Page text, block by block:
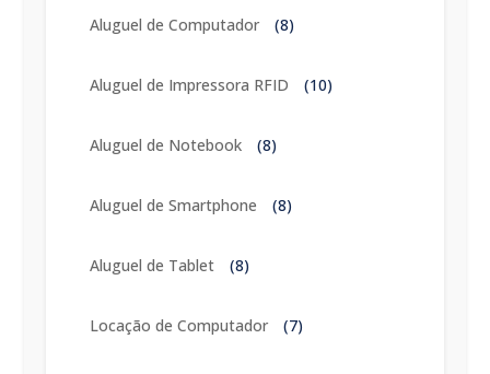
Aluguel de Computador (8)
Aluguel de Impressora RFID (10)
Aluguel de Notebook (8)
Aluguel de Smartphone (8)
Aluguel de Tablet (8)
Locação de Computador (7)